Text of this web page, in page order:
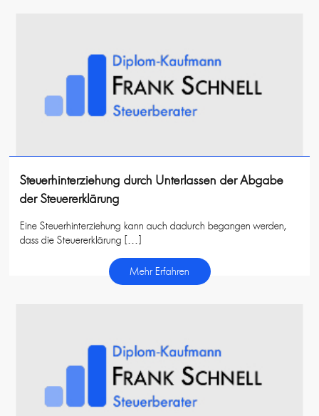
Steuerhinterziehung durch Unterlassen der Abgabe
der Steuererklärung
Eine Steuerhinterziehung kann auch dadurch begangen werden,
dass die Steuererklärung […]
Mehr Erfahren